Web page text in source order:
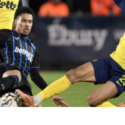
"Jupiler Pro League : l’Union